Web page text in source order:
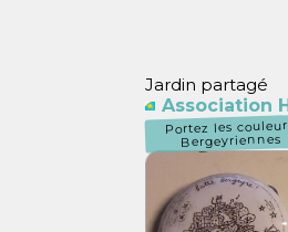
Jardin partagé
Association
Portez les
Bergeyriennes